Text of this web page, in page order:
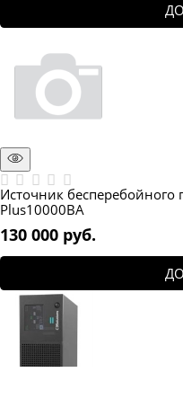
Источник бесперебойного
Plus10000ВА
130 000 руб.